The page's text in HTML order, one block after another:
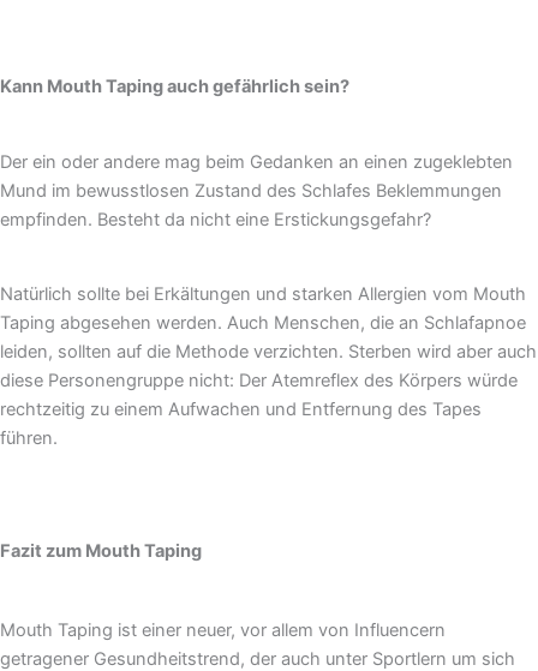
Kann Mouth Taping auch gefährlich sein?
Der ein oder andere mag beim Gedanken an einen zugeklebten
Mund im bewusstlosen Zustand des Schlafes Beklemmungen
empfinden. Besteht da nicht eine Erstickungsgefahr?
Natürlich sollte bei Erkältungen und starken Allergien vom Mouth
Taping abgesehen werden. Auch Menschen, die an Schlafapnoe
leiden, sollten auf die Methode verzichten. Sterben wird aber auch
diese Personengruppe nicht: Der Atemreflex des Körpers würde
rechtzeitig zu einem Aufwachen und Entfernung des Tapes
führen.
Fazit zum Mouth Taping
Mouth Taping ist einer neuer, vor allem von Influencern
getragener Gesundheitstrend, der auch unter Sportlern um sich